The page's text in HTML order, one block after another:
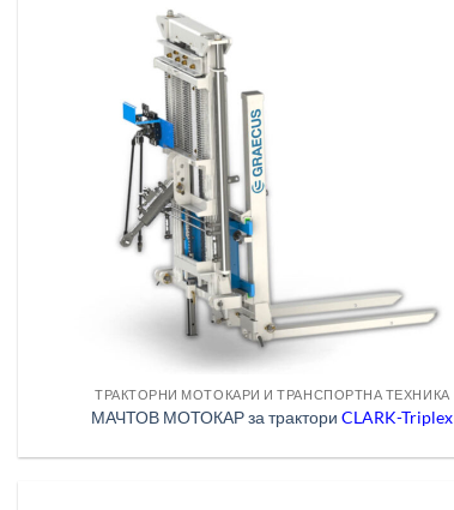
ТРАКТОРНИ МОТОКАРИ И ТРАНСПОРТНА ТЕХНИКА
МАЧТОВ МОТОКАР за тракториCLARK-Triplex